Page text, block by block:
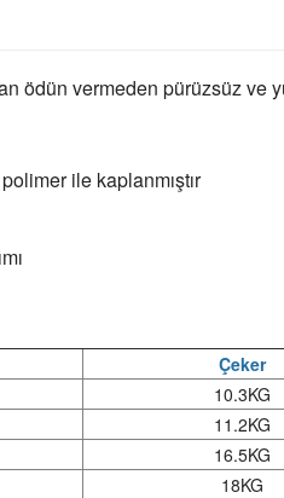
vermeden pürüzsüz ve
ile kaplanmıştır
Çeker
10.3KG
11.2KG
16.5KG
18KG